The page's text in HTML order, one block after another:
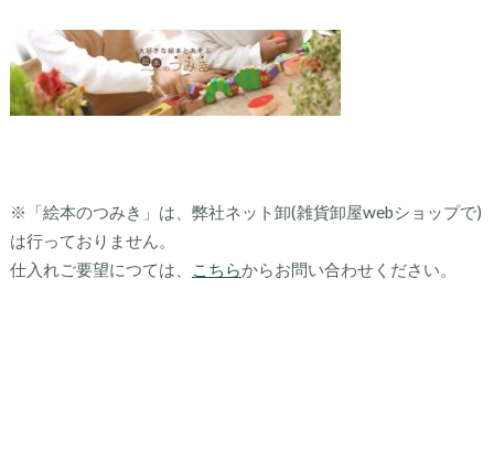
※「絵本のつみき」は、弊社ネット卸(雑貨卸屋webショップで)
は行っておりません。
仕入れご要望につては、
こちらからお問い合わせください。